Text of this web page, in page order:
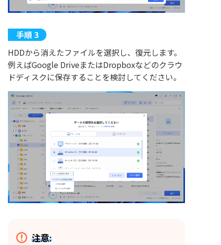
HDDから消えたファイルを選択し、復元します。
例えばGoogle DriveまたはDropboxなどのクラウ
ドディスクに保存することを検討してください。
注意: